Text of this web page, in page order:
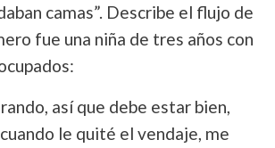
camas”. Describe el flujo de
fue una niña de tres años con
así que debe estar bien,
le quité el vendaje, me